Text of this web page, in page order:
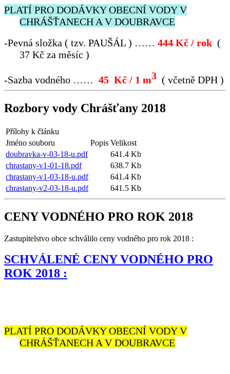
PLATÍ PRO DODÁVKY OBECNÍ VODY V
CHRÁŠŤANECH A V DOUBRAVCE
-Pevná složka ( tzv. PAUŠÁL ) …… 444 Kč / rok (
37 Kč za měsíc )
-Sazba vodného …… 45 Kč / 1 m3 ( včetně DPH )
Rozbory vody Chrášťany 2018
Přílohy k článku
Jméno souboru
Popis Velikost
doubravka-v-03-18-u.pdf
641.4 Kb
chrastany-v1-01-18.pdf
638.7 Kb
chrastany-v1-03-18-u.pdf
641.4 Kb
chrastany-v2-03-18-u.pdf
641.5 Kb
CENY VODNÉHO PRO ROK 2018
Zastupitelstvo obce schválilo ceny vodného pro rok 2018 :
SCHVÁLENÉ CENY VODNÉHO PRO
ROK 2018 :
PLATÍ PRO DODÁVKY OBECNÍ VODY V
CHRÁŠŤANECH A V DOUBRAVCE